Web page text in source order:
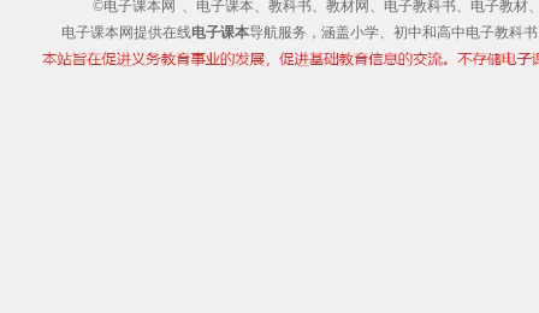
©电子课本网 、电子课本、教科书、教材网、电子教科书、电子教材
电子课本网提供在线电子课本导航服务，涵盖小学、初中和高中电子教科